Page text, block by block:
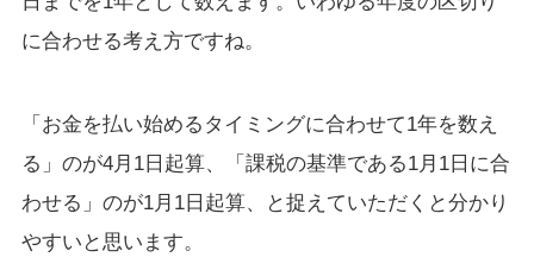
に合わせる考え方ですね。
「お金を払い始めるタイミングに合わせて1年を数え
る」のが4月1日起算、「課税の基準である1月1日に合
わせる」のが1月1日起算、と捉えていただくと分かり
やすいと思います。